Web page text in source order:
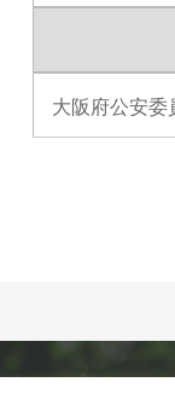
大阪府公安